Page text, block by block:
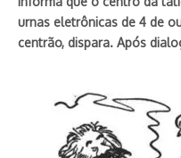
urnas eletrônicas de 4 de
centrão, dispara. Após